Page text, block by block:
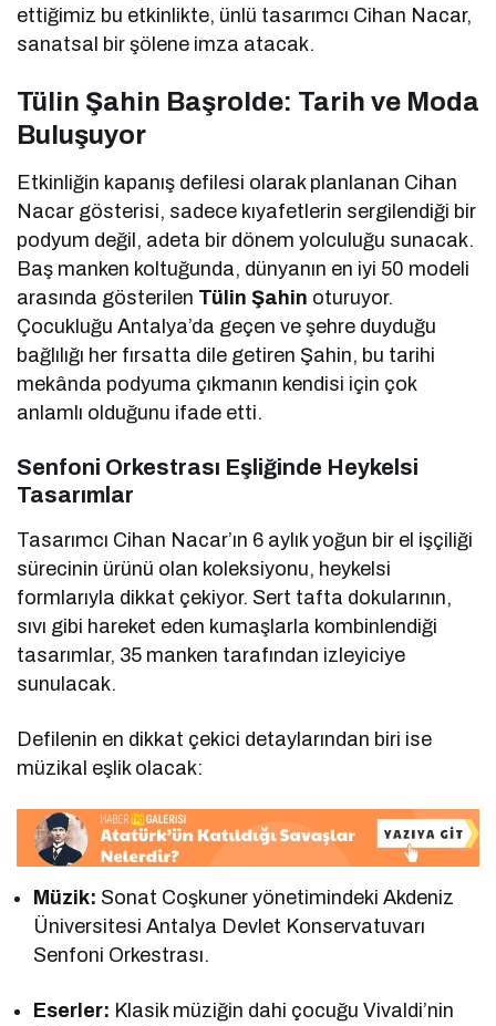
ettiğimiz bu etkinlikte, ünlü tasarımcı Cihan Nacar,
sanatsal bir şölene imza atacak.
Tülin Şahin Başrolde: Tarih ve Moda
Buluşuyor
Etkinliğin kapanış defilesi olarak planlanan Cihan
Nacar gösterisi, sadece kıyafetlerin sergilendiği bir
podyum değil, adeta bir dönem yolculuğu sunacak.
Baş manken koltuğunda, dünyanın en iyi 50 modeli
arasında gösterilen Tülin Şahin oturuyor.
Çocukluğu Antalya’da geçen ve şehre duyduğu
bağlılığı her fırsatta dile getiren Şahin, bu tarihi
mekânda podyuma çıkmanın kendisi için çok
anlamlı olduğunu ifade etti.
Senfoni Orkestrası Eşliğinde Heykelsi
Tasarımlar
Tasarımcı Cihan Nacar’ın 6 aylık yoğun bir el işçiliği
sürecinin ürünü olan koleksiyonu, heykelsi
formlarıyla dikkat çekiyor. Sert tafta dokularının,
sıvı gibi hareket eden kumaşlarla kombinlendiği
tasarımlar, 35 manken tarafından izleyiciye
sunulacak.
Defilenin en dikkat çekici detaylarından biri ise
müzikal eşlik olacak:
Müzik: Sonat Coşkuner yönetimindeki Akdeniz
Üniversitesi Antalya Devlet Konservatuvarı
Senfoni Orkestrası.
Eserler: Klasik müziğin dahi çocuğu Vivaldi’nin